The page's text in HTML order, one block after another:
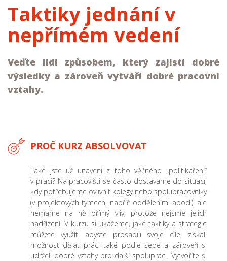
Taktiky jednání v
nepřímém vedení
Veďte lidi způsobem, který zajistí dobré
výsledky a zároveň vytváří dobré pracovní
vztahy.
PROČ KURZ ABSOLVOVAT
Také jste už unaveni z toho věčného „politikaření“
v práci? Na pracovišti se často dostáváme do situací,
kdy potřebujeme ovlivnit kolegy nebo spolupracovníky
(v projektových týmech, napříč odděleními apod.), ale
nemáme na ně přímý vliv, protože nejsme jejich
nadřízení. V kurzu si ukážeme, jaké taktiky a strategie
můžete využít, abyste prosadili svoje cíle, získali
možnost dělat práci také podle sebe a zároveň si
udrželi dobré vztahy pro další spolupráci. Vytvoříte si